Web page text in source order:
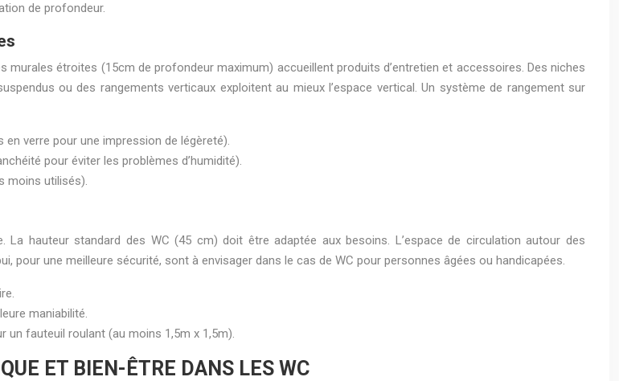
de profondeur.
étroites (15cm de profondeur maximum) accueillent produits d’entretien et accessoires. Des niches
ou des rangements verticaux exploitent au mieux l’espace vertical. Un système de rangement sur
verre pour une impression de légèreté).
pour éviter les problèmes d’humidité).
moins utilisés).
hauteur standard des WC (45 cm) doit être adaptée aux besoins. L’espace de circulation autour des
pour une meilleure sécurité, sont à envisager dans le cas de WC pour personnes âgées ou handicapées.
maniabilité.
un fauteuil roulant (au moins 1,5m x 1,5m).
ET BIEN-ÊTRE DANS LES WC